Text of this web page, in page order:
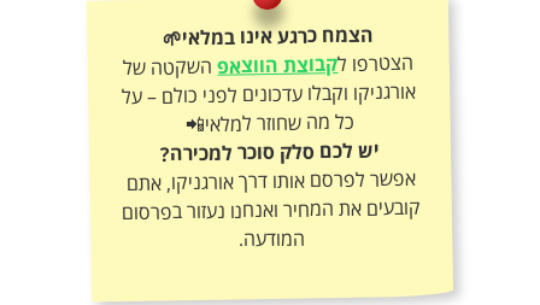
הצמח כרגע אינו במלאי🌱
הצטרפו לקבוצת הווצאפהשקטה של
אורגניקו וקבלו עדכונים לפני כולם – על
כל מה שחוזר למלאי📲
יש לכם סלק סוכר למכירה?
אפשר לפרסם אותו דרך אורגניקו, אתם
קובעים את המחיר ואנחנו נעזור בפרסום
המודעה.